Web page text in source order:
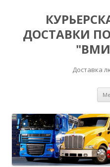
ДОСТАВКИ
Доставка